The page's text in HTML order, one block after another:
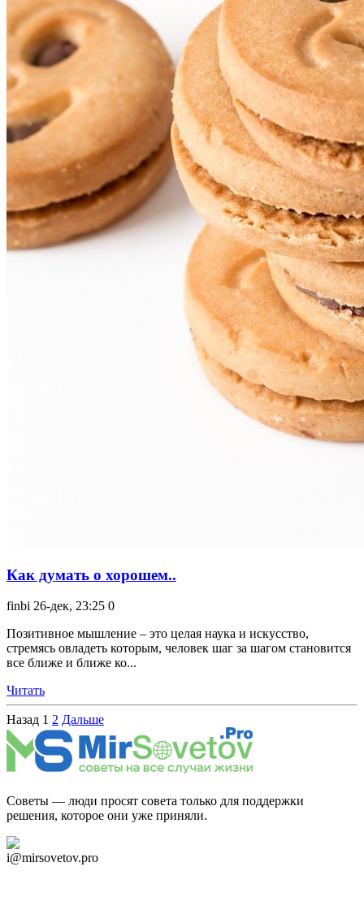
Как думать о хорошем..
finbi 26-дек, 23:25 0
Позитивное мышление – это целая наука и искусство,
стремясь овладеть которым, человек шаг за шагом становится
все ближе и ближе ко...
Читать
Назад 1 2 Дальше
Советы — люди просят совета только для поддержки
решения, которое они уже приняли.
i@mirsovetov.pro